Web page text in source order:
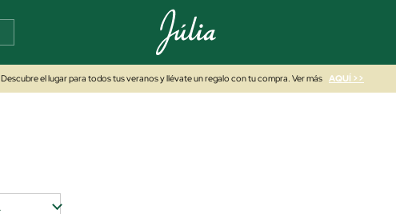
Descubre el lugar para todos tus veranos y llévate un regalo con tu compra. Ver más AQUÍ >>